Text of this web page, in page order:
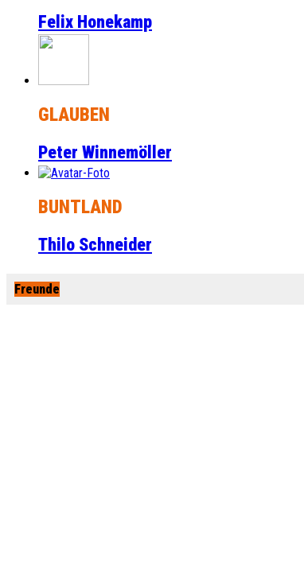
Felix Honekamp
GLAUBEN
Peter Winnemöller
BUNTLAND
Thilo Schneider
Freunde